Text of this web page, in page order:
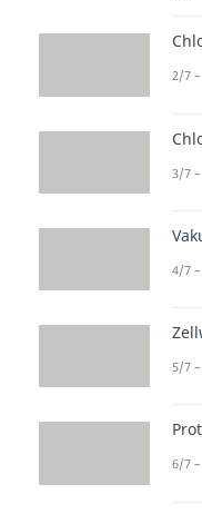
mit
Da
2/7
3/7
4/7
5/7
6/7